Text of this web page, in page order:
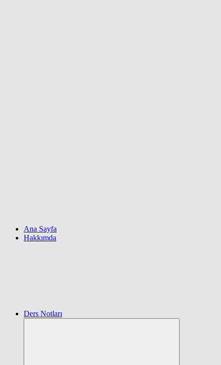
Ana Sayfa
Hakkımda
Ders Notları